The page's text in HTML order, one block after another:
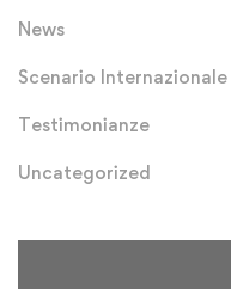
News
Scenario Internazionale
Testimonianze
Uncategorized